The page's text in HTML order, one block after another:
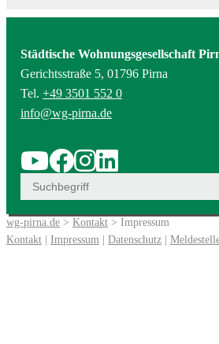
Städtische Wohnungsgesellschaft
Gerichtsstraße 5, 01796 Pirna
Tel. +49 3501 552 0
info@wg-pirna.de
wg-pirna.de > Kontakt > Impressum
Kontakt
Impressum Datenschutz